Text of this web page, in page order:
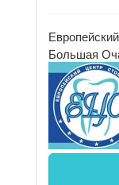
Большая